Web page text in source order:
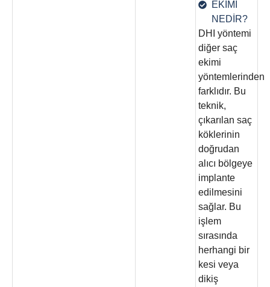
EKİMİ
NEDİR?
DHI yöntemi
diğer saç
ekimi
yöntemlerinden
farklıdır. Bu
teknik,
çıkarılan saç
köklerinin
doğrudan
alıcı bölgeye
implante
edilmesini
sağlar. Bu
işlem
sırasında
herhangi bir
kesi veya
dikiş